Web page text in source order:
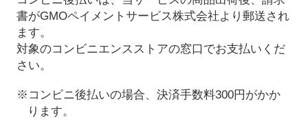
書がGMOペイメントサービス株式会社より郵送され
ます。
対象のコンビニエンスストアの窓口でお支払いくだ
さい。
※コンビニ後払いの場合、決済手数料300円がかか
ります。